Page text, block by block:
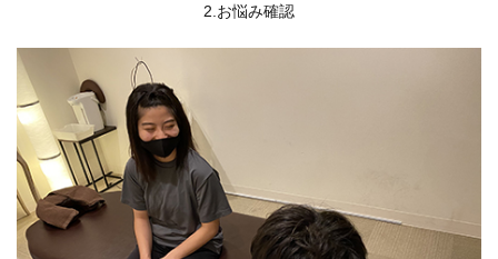
2.お悩み確認